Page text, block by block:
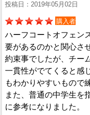
投稿日：2019年05月02日
購入者
ハーフコートオフェン
要があるのかと関心さ
約束事でしたが、チー
一貫性がでてくると感
もわかりやすいもので
また、普通の中学生を
に参考になりました。